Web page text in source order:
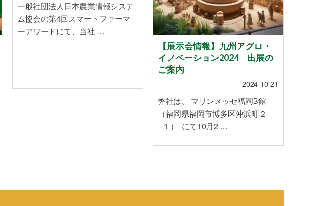
一般社団法人日本農業情報システ
ム協会の第4回スマートファーマ
ーアワードにて、当社 …
【展示会情報】九州アグロ・
イノベーション2024 出展の
ご案内
2024-10-21
弊社は、 マリンメッセ福岡B館
（福岡県福岡市博多区沖浜町２
−１） にて10月2 …